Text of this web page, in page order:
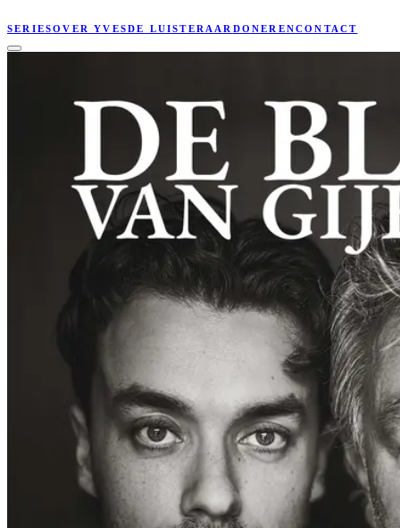
SERIESOVER YVESDE LUISTERAAR DONERENCONTACT